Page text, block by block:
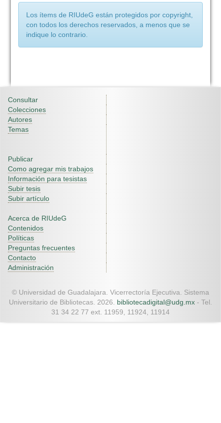
Los ítems de RIUdeG están protegidos por copyright,
con todos los derechos reservados, a menos que se
indique lo contrario.
Consultar
Colecciones
Autores
Temas
Publicar
Como agregar mis trabajos
Información para tesistas
Subir tesis
Subir artículo
Acerca de RIUdeG
Contenidos
Políticas
Preguntas frecuentes
Contacto
Administración
© Universidad de Guadalajara. Vicerrectoría Ejecutiva. Sistema
Universitario de Bibliotecas. 2026. bibliotecadigital@udg.mx - Tel.
31 34 22 77 ext. 11959, 11924, 11914